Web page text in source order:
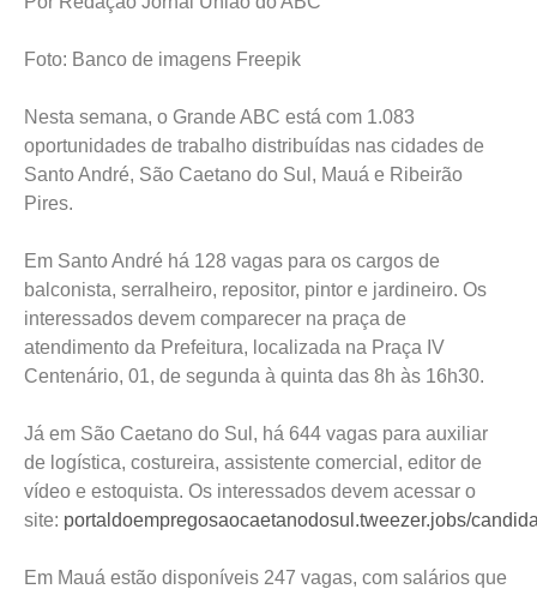
Foto: Banco de imagens Freepik
Nesta semana, o Grande ABC está com 1.083
oportunidades de trabalho distribuídas nas cidades de
Santo André, São Caetano do Sul, Mauá e Ribeirão
Pires.
Em Santo André há 128 vagas para os cargos de
balconista, serralheiro, repositor, pintor e jardineiro. Os
interessados devem comparecer na praça de
atendimento da Prefeitura, localizada na Praça IV
Centenário, 01, de segunda à quinta das 8h às 16h30.
Já em São Caetano do Sul, há 644 vagas para auxiliar
de logística, costureira, assistente comercial, editor de
vídeo e estoquista. Os interessados devem acessar o
site: portaldoempregosaocaetanodosul.tweezer.jobs/
Em Mauá estão disponíveis 247 vagas, com salários que